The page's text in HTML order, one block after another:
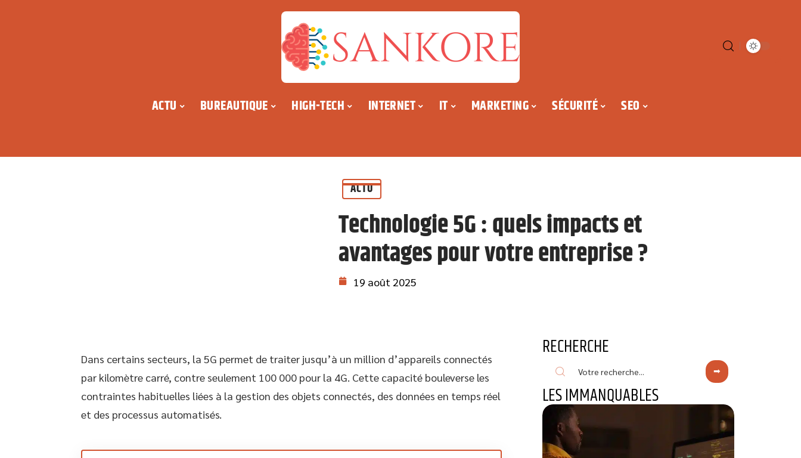
ACTU BUREAUTIQUE HIGH-TECH INTERNET IT MARKETING SÉCURITÉ SEO
ACTU
Technologie 5G : quels impacts et
avantages pour votre entreprise ?
19 août 2025
Dans certains secteurs, la 5G permet de traiter jusqu’à un million d’appareils connectés
par kilomètre carré, contre seulement 100 000 pour la 4G. Cette capacité bouleverse les
contraintes habituelles liées à la gestion des objets connectés, des données en temps réel
et des processus automatisés.
RECHERCHE
LES IMMANQUABLES